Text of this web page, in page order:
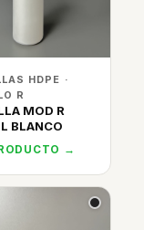
HDPE ·
R
MOD R
BLANCO
→